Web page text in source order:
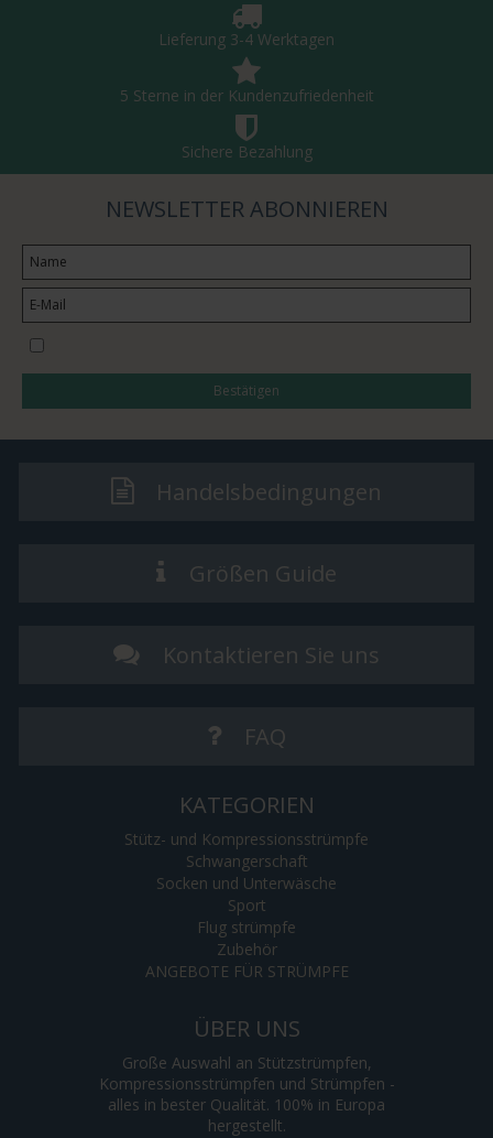
Lieferung 3-4 Werktagen
5 Sterne in der Kundenzufriedenheit
Sichere Bezahlung
NEWSLETTER ABONNIEREN
Bestätigen
Handelsbedingungen
Größen Guide
Kontaktieren Sie uns
FAQ
KATEGORIEN
Stütz- und Kompressionsstrümpfe
Schwangerschaft
Socken und Unterwäsche
Sport
Flug strümpfe
Zubehör
ANGEBOTE FÜR STRÜMPFE
ÜBER UNS
Große Auswahl an Stützstrümpfen,
Kompressionsstrümpfen und Strümpfen -
alles in bester Qualität. 100% in Europa
hergestellt.